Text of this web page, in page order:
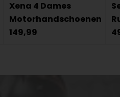
Xena 4 Dames
Motorhandschoenen
149,99